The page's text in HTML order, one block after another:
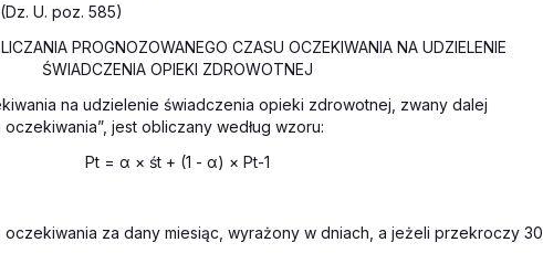
U. poz. 585)
PROGNOZOWANEGO CZASU OCZEKIWANIA NA UDZIELENIE
ŚWIADCZENIA OPIEKI ZDROWOTNEJ
na udzielenie świadczenia opieki zdrowotnej, zwany dalej
oczekiwania”, jest obliczany według wzoru:
Pt = α × śt + (1 - α) × Pt-1
za dany miesiąc, wyrażony w dniach, a jeżeli przekroczy 30